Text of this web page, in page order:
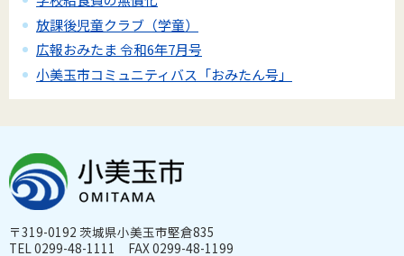
放課後児童クラブ（学童）
広報おみたま 令和6年7月号
小美玉市コミュニティバス「おみたん号」
〒319-0192 茨城県小美玉市堅倉835
TEL 0299-48-1111 FAX 0299-48-1199